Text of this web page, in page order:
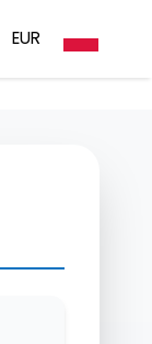
EUR